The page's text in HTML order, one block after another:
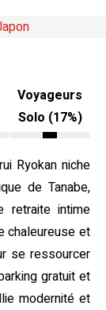
Voyageurs
Solo (17%)
Ryokan niche
de Tanabe,
retraite intime
chaleureuse et
se ressourcer
gratuit et
modernité et